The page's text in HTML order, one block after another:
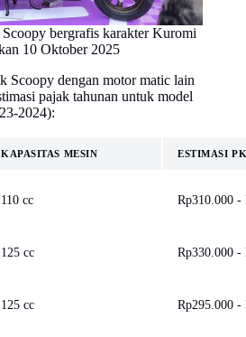
bergrafis karakter Kuromi
10 Oktober 2025
Scoopy dengan motor matic lain
pajak tahunan untuk model
2024):
KAPASITAS MESIN ESTIMASI
110 cc Rp310.000 -
125 cc Rp330.000 -
125 cc Rp295.000 -